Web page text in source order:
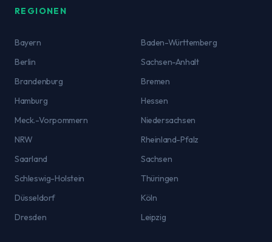
REGIONEN
Bayern
Baden-Württemberg
Berlin
Sachsen-Anhalt
Brandenburg
Bremen
Hamburg
Hessen
Meck.-Vorpommern
Niedersachsen
NRW
Rheinland-Pfalz
Saarland
Sachsen
Schleswig-Holstein
Thüringen
Düsseldorf
Köln
Dresden
Leipzig